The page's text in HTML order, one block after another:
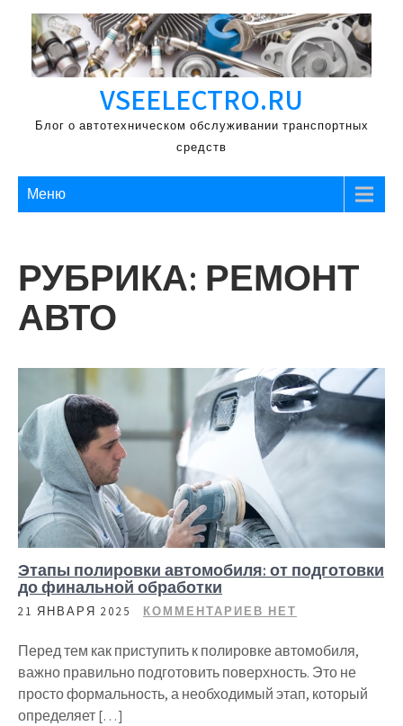
Перейти
содержимому
VSEELECTRO.RU
Блог о автотехническом обслуживании транспортных
средств
Меню
РУБРИКА: РЕМОНТ
АВТО
Этапы полировки автомобиля: от подготовки
до финальной обработки
21 ЯНВАРЯ 2025 КОММЕНТАРИЕВ НЕТ
Перед тем как приступить к полировке автомобиля,
важно правильно подготовить поверхность. Это не
просто формальность, а необходимый этап, который
определяет […]